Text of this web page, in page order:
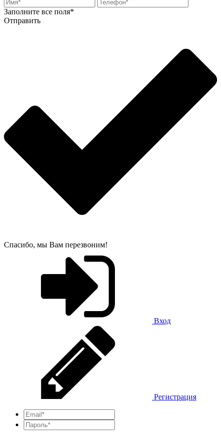
Заполните все поля*
Отправить
Спасибо, мы Вам перезвоним!
Вход
Регистрация